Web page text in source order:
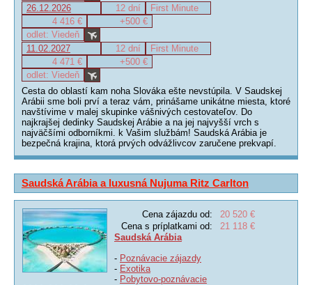
26.12.2026
12 dní
First Minute
4 416 €
+500 €
odlet: Viedeň
11.02.2027
12 dní
First Minute
4 471 €
+500 €
odlet: Viedeň
Cesta do oblastí kam noha Slováka ešte nevstúpila. V Saudskej
Arábii sme boli prví a teraz vám, prinášame unikátne miesta, ktoré
navštívime v malej skupinke vášnivých cestovateľov. Do
najkrajšej dedinky Saudskej Arábie a na jej najvyšší vrch s
najväčšími odborníkmi. k Vašim službám! Saudská Arábia je
bezpečná krajina, ktorá prvých odvážlivcov zaručene prekvapí.
Saudská Arábia a luxusná Nujuma Ritz Carlton
Cena zájazdu od:
20 520 €
Cena s príplatkami od:
21 118 €
Saudská Arábia
- Poznávacie zájazdy
- Exotika
- Pobytovo-poznávacie